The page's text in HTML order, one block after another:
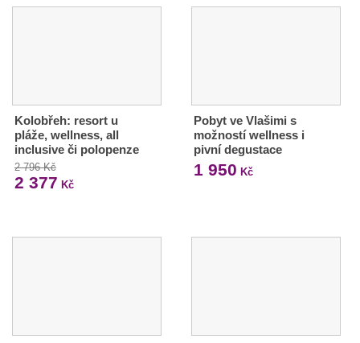
Kolobřeh: resort u
pláže, wellness, all
inclusive či polopenze
2 796 Kč
2 377 Kč
Pobyt ve Vlašimi s
možností wellness i
pivní degustace
1 950 Kč